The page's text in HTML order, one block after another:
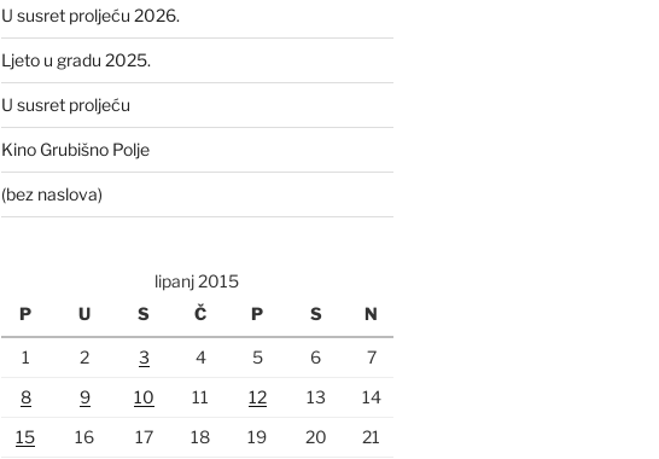
U susret proljeću 2026.
Ljeto u gradu 2025.
U susret proljeću
Kino Grubišno Polje
(bez naslova)
lipanj 2015
P
U S Č P S N
1 2 3 4 5 6
7
8
9 10 11 12 13
14
15
16 17 18 19 20
21